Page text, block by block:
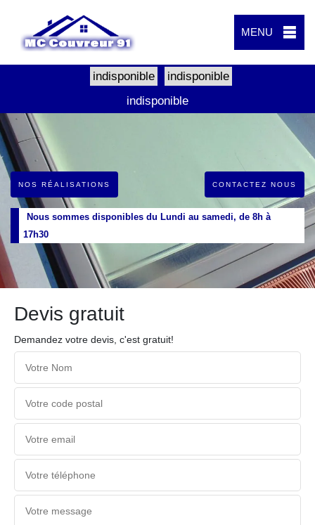
MENU
indisponible
indisponible
indisponible
NOS RÉALISATIONS CONTACTEZ NOUS
Nous sommes disponibles du Lundi au samedi, de 8h à
17h30
Devis gratuit
Demandez votre devis, c'est gratuit!